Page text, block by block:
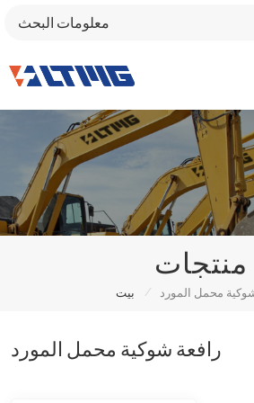
منتجات
بيت / محمل المورد
رافعة شوكية محمل المورد